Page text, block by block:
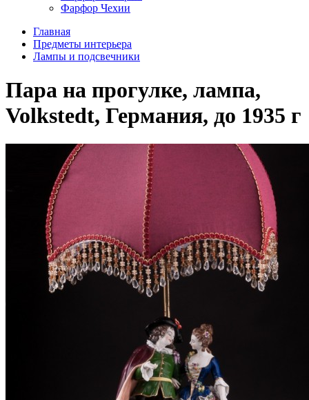
Фарфор Чехии
Главная
Предметы интерьера
Лампы и подсвечники
Пара на прогулке, лампа,
Volkstedt, Германия, до 1935 г